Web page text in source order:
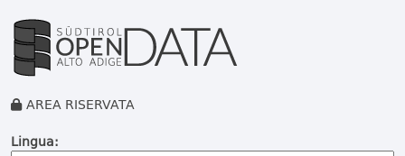
AREA RISERVATA
Lingua